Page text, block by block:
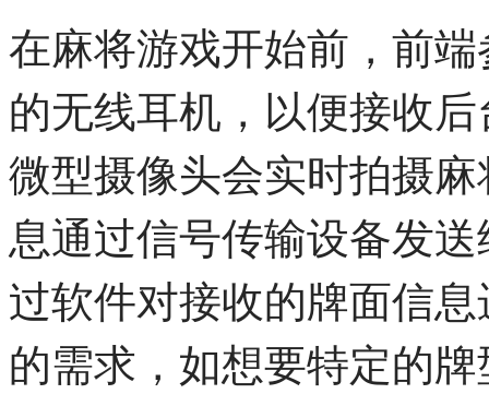
在麻将游戏开始前，前
的无线耳机，以便接收
微型摄像头会实时拍摄
息通过信号传输设备发
过软件对接收的牌面信
的需求，如想要特定的